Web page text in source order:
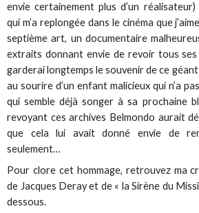
envie certainement plus d’un
qui m’a replongée dans le cinéma que
septième art, un documentaire
extraits donnant envie de revoir tous ses
garderai longtemps le souvenir de ce
au sourire d’un enfant malicieux qui n’a
qui semble déjà songer à sa prochaine
revoyant ces archives Belmondo aurait
que cela lui avait donné envie de
seulement…
Pour clore cet hommage, retrouvez ma
de Jacques Deray et de « la Sirène du
dessous.